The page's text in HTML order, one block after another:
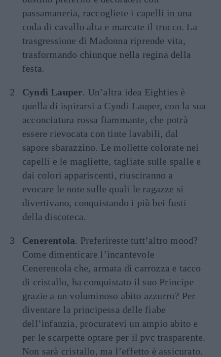
passamaneria, raccogliete i capelli in una
coda di cavallo alta e marcate il trucco. La
trasgressione di Madonna riprende vita,
trasformando chiunque nella regina della
festa.
Cyndi Lauper. Un’altra idea Eighties è
quella di ispirarsi a Cyndi Lauper, con la sua
acconciatura rossa fiammante, che potrà
essere rievocata con tinte lavabili, dal
sapore sbarazzino. Le mollette colorate nei
capelli e le magliette, tagliate sulle spalle e
dai colori appariscenti, riusciranno a
evocare le note sulle quali le ragazze si
divertivano, conquistando i più bei fusti
della discoteca.
Cenerentola. Preferireste tutt’altro mood?
Come dimenticare l’incantevole
Cenerentola che, armata di carrozza e tacco
di cristallo, ha conquistato il suo Principe
grazie a un voluminoso abito azzurro? Per
diventare la principessa delle fiabe
dell’infanzia, procuratevi un ampio abito e
per le scarpette optare per il pvc trasparente.
Non sarà cristallo, ma l’effetto è assicurato.